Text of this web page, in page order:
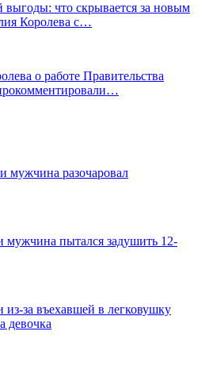
что скрывается за новым
Королева с…
о работе Правительства
мужчина разочаровал
мужчина пытался задушить 12-
из-за въехавшей в легковушку
девочка